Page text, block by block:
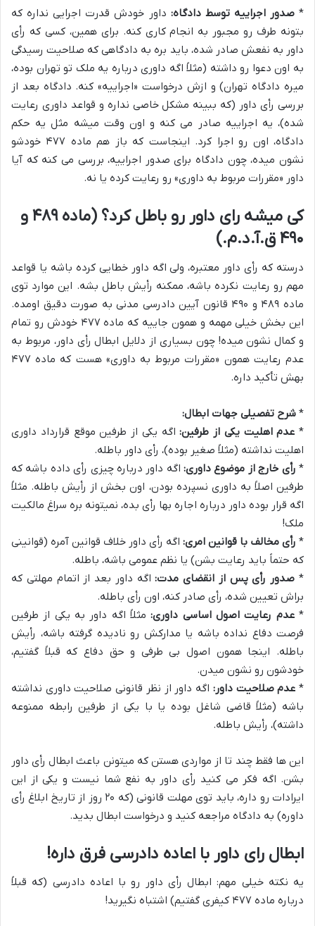
*صدور اجراییه توسط دادگاه: داور خودش قدرت اجرایی نداره که
بتونه طرف رو مجبور به انجام کاری کنه. برای همین، کسی که رأی
داور به نفعش صادر شده، باید بره به دادگاهی که صلاحیت رسیدگی
به اون دعوا رو داشته (مثلاً اگه داوری درباره یه ملک تو تهران بوده،
میره دادگاه تهران) و ازش درخواست «اجراییه» کنه. دادگاه بعد از
بررسی رأی داور (که ببینه مشکل خاصی نداره و قواعد داوری رعایت
شده)، یه اجراییه صادر می کنه و اون وقت میشه مثل یه حکم
دادگاه، اون رو اجرا کرد. اینجاست که باز هم ماده ۴۷۷ خودشو
نشون میده، چون دادگاه برای صدور اجراییه، بررسی می کنه که آیا
داور «مقررات مربوط به داوری» رو رعایت کرده یا نه.
کی میشه رای داور رو باطل کرد؟ (ماده ۴۸۹ و
۴۹۰ ق.آ.د.م.)
درسته که رأی داور معتبره، ولی اگه داور خطایی کرده باشه یا قواعد
مهم رو رعایت نکرده باشه، ممکنه رأیش باطل بشه. این موارد توی
ماده ۴۸۹ و ۴۹۰ قانون آیین دادرسی مدنی به صورت دقیق اومده.
این بخش خیلی مهمه و همون جاییه که ماده ۴۷۷ خودش رو تمام
و کمال نشون میده! چون بسیاری از دلایل ابطال رأی داور، مربوط به
عدم رعایت همون «مقررات مربوط به داوری» هست که ماده ۴۷۷
بهش تأکید داره.
* شرح تفصیلی جهات ابطال:
* عدم اهلیت یکی از طرفین:اگه یکی از طرفین موقع قرارداد داوری
اهلیت نداشته (مثلاً صغیر بوده)، رأی داور باطله.
* رأی خارج از موضوع داوری:اگه داور درباره چیزی رأی داده باشه که
طرفین اصلاً به داوری نسپرده بودن، اون بخش از رأیش باطله. مثلاً
اگه قرار بوده داور درباره اجاره بها رأی بده، نمیتونه بره سراغ مالکیت
ملک!
* رأی مخالف با قوانین امری: اگه رأی داور خلاف قوانین آمره (قوانینی
که حتماً باید رعایت بشن) یا نظم عمومی باشه، باطله.
* صدور رأی پس از انقضای مدت:اگه داور بعد از اتمام مهلتی که
براش تعیین شده، رأی صادر کنه، اون رأی باطله.
*عدم رعایت اصول اساسی داوری:مثلاً اگه داور به یکی از طرفین
فرصت دفاع نداده باشه یا مدارکش رو نادیده گرفته باشه، رأیش
باطله. اینجا همون اصول بی طرفی و حق دفاع که قبلاً گفتیم،
خودشون رو نشون میدن.
* عدم صلاحیت داور: اگه داور از نظر قانونی صلاحیت داوری نداشته
باشه (مثلاً قاضی شاغل بوده یا با یکی از طرفین رابطه ممنوعه
داشته)، رأیش باطله.
این ها فقط چند تا از مواردی هستن که میتونن باعث ابطال رأی داور
بشن. اگه فکر می کنید رأی داور به نفع شما نیست و یکی از این
ایرادات رو داره، باید توی مهلت قانونی (که ۲۰ روز از تاریخ ابلاغ رأی
داوره) به دادگاه مراجعه کنید و درخواست ابطال بدید.
ابطال رای داور با اعاده دادرسی فرق داره!
یه نکته خیلی مهم: ابطال رأی داور رو با اعاده دادرسی (که قبلاً
درباره ماده ۴۷۷ کیفری گفتیم) اشتباه نگیرید!